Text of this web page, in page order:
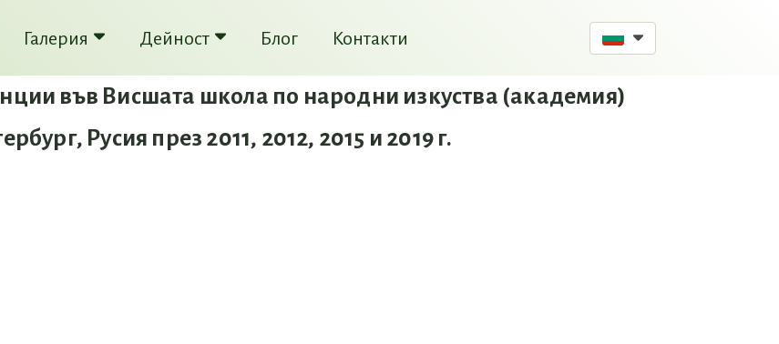
Галерия Дейност Блог Контакти
във Висшата школа по народни изкуства (академия)
Русия през 2011, 2012, 2015 и 2019 г.